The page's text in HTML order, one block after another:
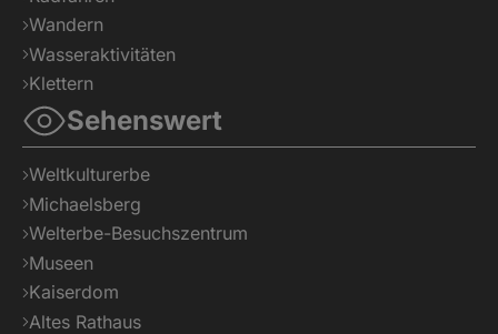
Wandern
Wasseraktivitäten
Klettern
Sehenswert
Weltkulturerbe
Michaelsberg
Welterbe-Besuchszentrum
Museen
Kaiserdom
Altes Rathaus